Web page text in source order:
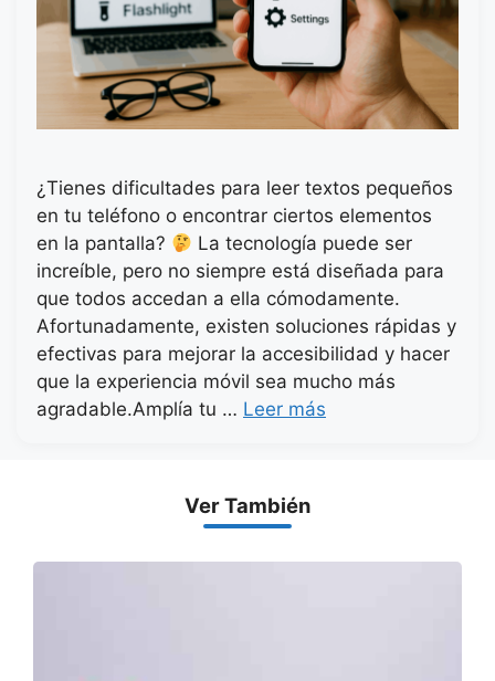
¿Tienes dificultades para leer textos pequeños
en tu teléfono o encontrar ciertos elementos
en la pantalla?
La tecnología puede ser
increíble, pero no siempre está diseñada para
que todos accedan a ella cómodamente.
Afortunadamente, existen soluciones rápidas y
efectivas para mejorar la accesibilidad y hacer
que la experiencia móvil sea mucho más
agradable.Amplía tu … Leer más
Ver También